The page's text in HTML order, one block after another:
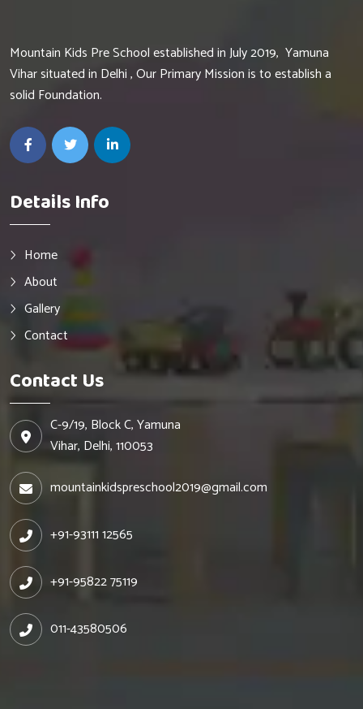
Mountain Kids Pre School established in July 2019, Yamuna
Vihar situated in Delhi , Our Primary Mission is to establish a
solid Foundation.
Details Info
Home
About
Gallery
Contact
Contact Us
C-9/19, Block C, Yamuna
Vihar, Delhi, 110053
mountainkidspreschool2019@gmail.com
+91-93111 12565
+91-95822 75119
011-43580506